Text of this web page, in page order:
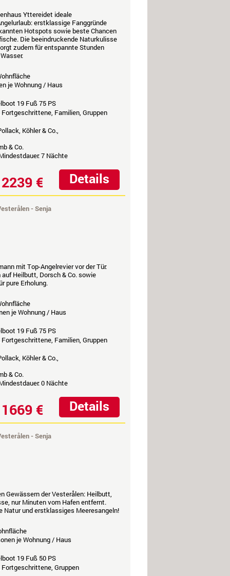
Yttereidet ideale
erstklassige Fanggründe
Hotspots sowie beste Chancen
Die beeindruckende Naturkulisse
zudem für entspannte Stunden
je Wohnung / Haus
19 Fuß 75 PS
Fortgeschrittene, Familien, Gruppen
Köhler & Co.,
& Co.
7 Nächte
Details
2239 €
- Senja
mit Top-Angelrevier vor der Tür:
Heilbutt, Dorsch & Co. sowie
pure Erholung.
je Wohnung / Haus
19 Fuß 75 PS
Fortgeschrittene, Familien, Gruppen
Köhler & Co.,
& Co.
0 Nächte
Details
1669 €
- Senja
Gewässern der Vesterålen: Heilbutt,
nur Minuten vom Hafen entfernt.
Natur und erstklassiges Meeresangeln!
je Wohnung / Haus
19 Fuß 50 PS
Fortgeschrittene, Gruppen